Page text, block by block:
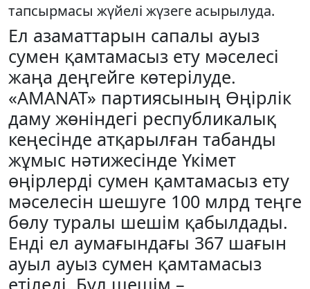
тапсырмасы жүйелі жүзеге асырылуда.
Ел азаматтарын сапалы ауыз
сумен қамтамасыз ету мәселесі
жаңа деңгейге көтерілуде.
«AMANAT» партиясының Өңірлік
даму жөніндегі республикалық
кеңесінде атқарылған табанды
жұмыс нәтижесінде Үкімет
өңірлерді сумен қамтамасыз ету
мәселесін шешуге 100 млрд теңге
бөлу туралы шешім қабылдады.
Енді ел аумағындағы 367 шағын
ауыл ауыз сумен қамтамасыз
етіледі. Бұл шешім –